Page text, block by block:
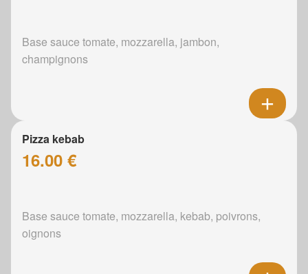
Base sauce tomate, mozzarella, jambon,
champignons
Pizza kebab
16.00 €
Base sauce tomate, mozzarella, kebab, poivrons,
oignons